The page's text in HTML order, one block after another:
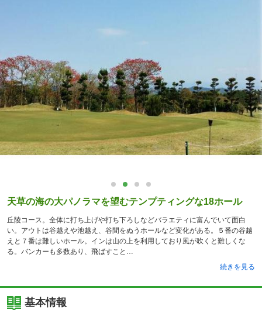
天草の海の大パノラマを望むテンプティングな18ホール
丘陵コース。全体に打ち上げや打ち下ろしなどバラエティに富んでいて面白
い。アウトは谷越えや池越え、谷間をぬうホールなど変化がある。５番の谷越
えと７番は難しいホール。インは山の上を利用しており風が吹くと難しくな
る。バンカーも多数あり、飛ばすこと
続きを見る
基本情報